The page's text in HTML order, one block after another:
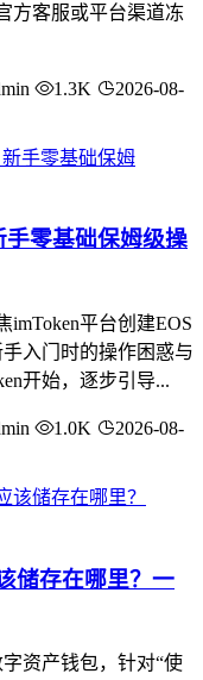
方客服或平台渠道冻
1.3K
2026-08-
手零基础保姆级操
平台创建EOS
入门时的操作困惑与
开始，逐步引导...
1.0K
2026-08-
储存在哪里？一
资产钱包，针对“使